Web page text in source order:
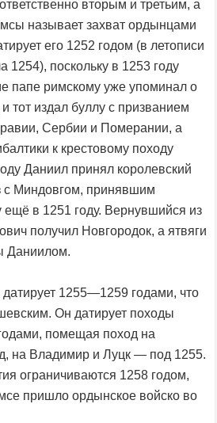
вторым и третьим, а
называет захват ордынцами
его 1252 годом (в летописи
1254), поскольку в 1253 году
папе римскому уже упоминал о
тот издал буллу с призванием
Сербии и Померании, а
к крестовому походу
Даниил принял королевский
с Миндовгом, принявшим
ещё в 1251 году. Вернувшийся из
получил Новгородок, а ятвяги
Даниилом.
1255—1259 годами, что
Он датирует походы
помещая поход на
на Владимир и Луцк — под 1255.
ограничиваются 1258 годом,
пришло ордынское войско во